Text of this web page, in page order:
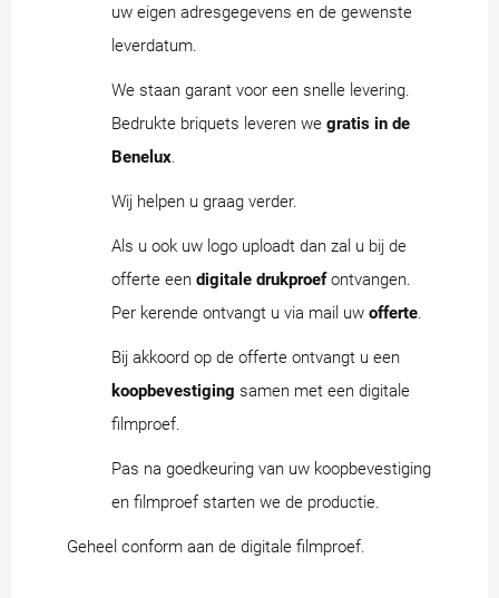
uw eigen adresgegevens en de gewenste
leverdatum.
We staan garant voor een snelle levering.
Bedrukte briquets leveren we gratis in de
Benelux.
Wij helpen u graag verder.
Als u ook uw logo uploadt dan zal u bij de
offerte een digitale drukproefontvangen.
Per kerende ontvangt u via mail uw offerte.
Bij akkoord op de offerte ontvangt u een
koopbevestiging samen met een digitale
filmproef.
Pas na goedkeuring van uw koopbevestiging
en filmproef starten we de productie.
Geheel conform aan de digitale filmproef.